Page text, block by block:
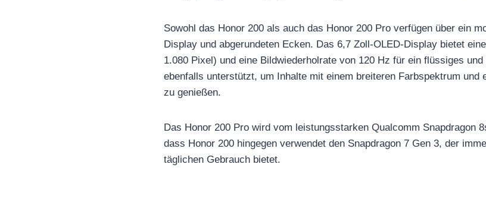
Sowohl das Honor 200 als auch das Honor 200 Pro verfügen über ein
Display und abgerundeten Ecken. Das 6,7 Zoll-OLED-Display bietet
1.080 Pixel) und eine Bildwiederholrate von 120 Hz für ein flüssiges
ebenfalls unterstützt, um Inhalte mit einem breiteren Farbspektrum und
zu genießen.
Das Honor 200 Pro wird vom leistungsstarken Qualcomm Snapdragon
dass Honor 200 hingegen verwendet den Snapdragon 7 Gen 3, der
täglichen Gebrauch bietet.